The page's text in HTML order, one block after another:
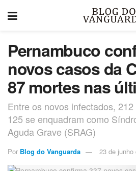
Pernambuco
novos casos da
87 mortes nas
Entre os novos infectados,
125 se enquadram como
Aguda Grave (SRAG)
Por Blog do Vanguarda 23 de junho